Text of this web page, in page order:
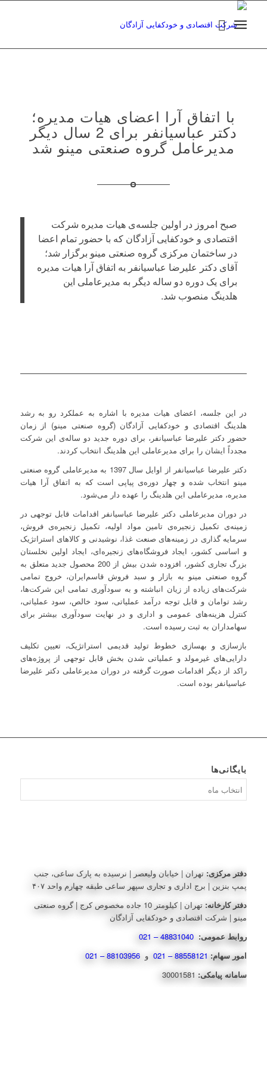
با اتفاق آرا اعضای هیات مدیره؛
دکتر عباسیانفر برای 2 سال دیگر
مدیرعامل گروه صنعتی مینو شد
صبح امروز در اولین جلسه‌ی هیات مدیره شرکت
اقتصادی و خودکفایی آزادگان که با حضور تمام اعضا
در ساختمان مرکزی گروه صنعتی مینو برگزار شد؛
آقای دکتر علیرضا عباسیانفر به اتفاق آرا هیات مدیره
برای یک دوره دو ساله دیگر به مدیرعاملی این
هلدینگ منصوب شد.
در این جلسه، اعضای هیات مدیره با اشاره به عملکرد رو به رشد
هلدینگ اقتصادی و خودکفایی آزادگان (گروه صنعتی مینو) از زمان
حضور دکتر علیرضا عباسیانفر، برای دوره جدید دو ساله‌ی این شرکت
مجدداً ایشان را برای مدیرعاملی این هلدینگ انتخاب کردند.
دکتر علیرضا عباسیانفر از اوایل سال 1397 به مدیرعاملی گروه صنعتی
مینو انتخاب شده و چهار دوره‌ی پیاپی است که به اتفاق آرا هیات
مدیره، مدیرعاملی این هلدینگ را عهده دار می‌شود.
در دوران مدیرعاملی دکتر علیرضا عباسیانفر اقدامات قابل توجهی در
زمینه‌ی تکمیل زنجیره‌ی تامین مواد اولیه، تکمیل زنجیره‌ی فروش،
سرمایه گذاری در زمینه‌های صنعت غذا، نوشیدنی و کالاهای استراتژیک
و اساسی کشور، ایجاد فروشگاه‌های زنجیره‌ای، ایجاد اولین نخلستان
بزرگ تجاری کشور، افزوده شدن بیش از 200 محصول جدید متعلق به
گروه صنعتی مینو به بازار و سبد فروش قاسم‌ایران، خروج تمامی
شرکت‌های زیاده از زیان انباشته و به سودآوری تمامی این شرکت‌ها،
رشد توامان و قابل توجه درآمد عملیاتی، سود خالص، سود عملیاتی،
کنترل هزینه‌های عمومی و اداری و در نهایت سودآوری بیشتر برای
سهامداران به ثبت رسیده است.
بازسازی و بهسازی خطوط تولید قدیمی استراتژیک، تعیین تکلیف
دارایی‌های غیرمولد و عملیاتی شدن بخش قابل توجهی از پروژه‌های
راکد از دیگر اقدامات صورت گرفته در دوران مدیرعاملی دکتر علیرضا
عباسیانفر بوده است.
بایگانی‌ها
دفتر مرکزی: تهران | خیابان ولیعصر | نرسیده به پارک ساعی، جنب
پمپ بنزین | برج اداری و تجاری سپهر ساعی طبقه چهارم واحد ۴۰۷
دفتر کارخانه:
تهران | کیلومتر 10 جاده مخصوص کرج | گروه صنعتی
مینو | شرکت اقتصادی و خودکفایی آزادگان
روابط عمومی:
امور سهام: 88558121 – 021 و
سامانه پیامکی: